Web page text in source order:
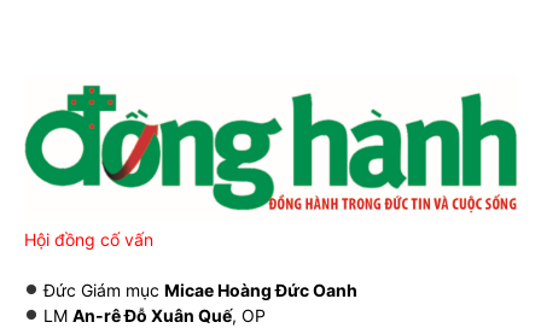
Hội đồng cố vấn
Đức Giám mục Micae Hoàng Đức Oanh
LM An-rê Đỗ Xuân Quế, OP